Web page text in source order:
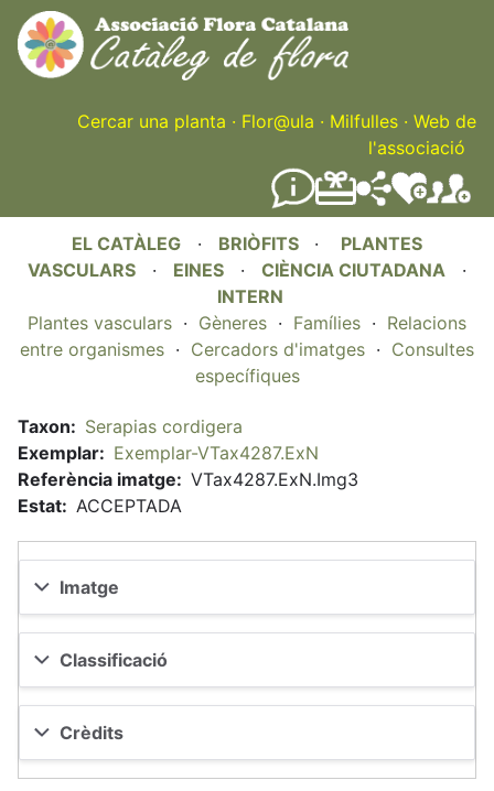
Skip
to
main
content
Cercar una planta · Flor@ula · Milfulles · Web de
l'associació
EL CATÀLEG · BRIÒFITS · PLANTES
VASCULARS · EINES · CIÈNCIA CIUTADANA ·
INTERN
Plantes vasculars · Gèneres · Famílies · Relacions
entre organismes · Cercadors d'imatges · Consultes
específiques
Taxon
Serapias cordigera
Exemplar
Exemplar-VTax4287.ExN
Referència imatge
VTax4287.ExN.Img3
Estat
ACCEPTADA
Imatge
Classificació
Crèdits